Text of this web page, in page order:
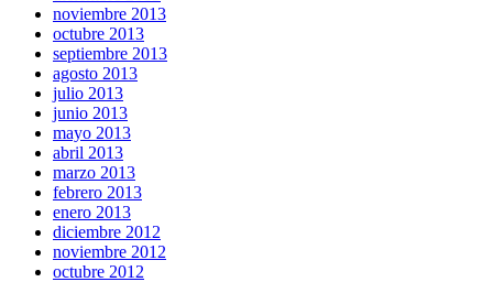
noviembre 2013
octubre 2013
septiembre 2013
agosto 2013
julio 2013
junio 2013
mayo 2013
abril 2013
marzo 2013
febrero 2013
enero 2013
diciembre 2012
noviembre 2012
octubre 2012